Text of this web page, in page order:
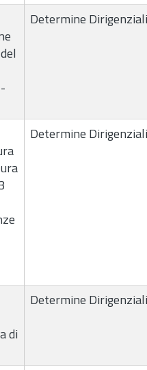
Determine Dirigenziali
Determine Dirigenziali
di
Determine Dirigenziali